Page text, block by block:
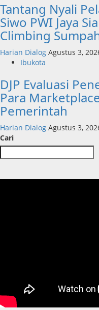
Tantang Nyali
Siwo PWI Jaya
Climbing
Harian Dialog Agustus 3,
Ibukota
DJP Evaluasi
Para
Pemerintah
Harian Dialog Agustus 3,
Cari